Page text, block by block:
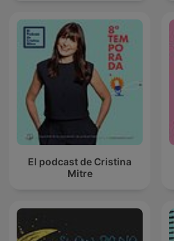
El podcast de Cristina
Mitre